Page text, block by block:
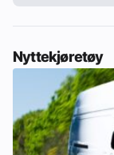
Nyttekjøretøy